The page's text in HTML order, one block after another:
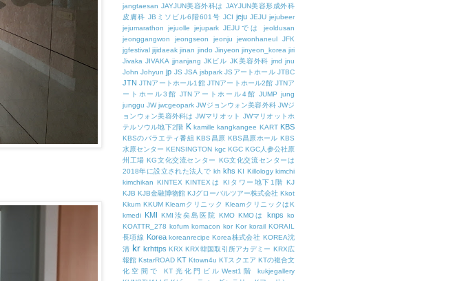
jangtaesan JAYJUN美容外科は JAYJUN美容形成外科
皮膚科 JBミソビル6階601号 JCI jeju JEJU jejubeer
jejumarathon
jejuolle jejupark JEJUでは
jeoldusan
jeonggangwon
jeongseon jeonju jewonhaneul
JFK
jgfestival jijidaeak jinan jindo Jinyeon jinyeon_korea jiri
Jivaka JIVAKA jjnanjang JKビル JK美容外科 jmd jnu
John Johyun jp JS JSA jsbpark JSアートホール JTBC
JTN JTNアートホール1館 JTNアートホール2館 JTNア
ートホール3館 JTNアートホール4館 JUMP jung
junggu JW jwcgeopark JWジョンウォン美容外科 JWジ
ョンウォン美容外科は JWマリオット JWマリオットホ
テルソウル地下2階 K kamille kangkangee KART KBS
KBSのバラエティ番組 KBS昌原 KBS昌原ホール KBS
水原センター KENSINGTON kgc KGC KGC人参公社原
州工場 KG文化交流センター KG文化交流センターは
2018年に設立された法人で kh khs KI Killology kimchi
kimchikan KINTEX KINTEXは KIタワー地下1階 KJ
KJB KJB金融博物館 KJグローバルツアー株式会社 Kkot
Kkum KKUM Kleamクリニック KleamクリニックはK
kmedi KMI KMI汝矣島医院 KMO KMOは knps ko
KOATTR_278 kofum komacon kor Kor korail KORAIL
長項線 Korea koreanrecipe Korea株式会社 KOREA沈
清 kr krhttps KRX KRX韓国取引所アカデミー KRX広
報館 KstarROAD KT Ktown4u KTスクエア KTの複合文
化空間で
KT光化門ビルWest1階
kukjegallery